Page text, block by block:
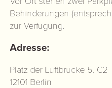
Behinderungen
zur Verfügung.
Adresse:
Platz der Luftbrücke 5, C2
12101 Berlin